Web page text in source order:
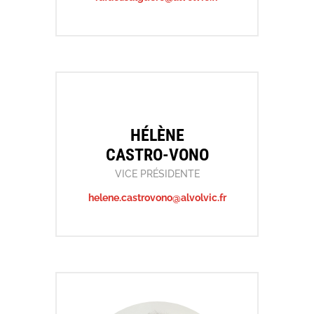
HÉLÈNE
CASTRO-VONO
VICE PRÉSIDENTE
helene.castrovono@alvolvic.fr